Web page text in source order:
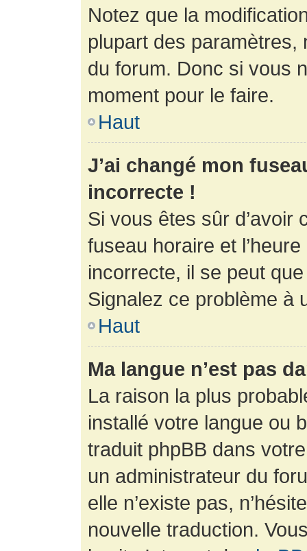
Notez que la
plupart des paramètres,
du forum. Donc si vous
moment pour le faire.
Haut
J’ai changé mon
incorrecte !
Si vous êtes sûr d’avoir
fuseau horaire et
incorrecte, il se peut
Signalez ce problème à
Haut
Ma langue n’est pas
La raison la plus
installé votre langue ou
traduit phpBB dans
un administrateur du
elle n’existe pas,
nouvelle traduction.